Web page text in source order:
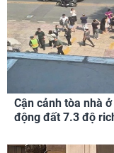
Cận cảnh tòa nhà
động đất 7.3 độ